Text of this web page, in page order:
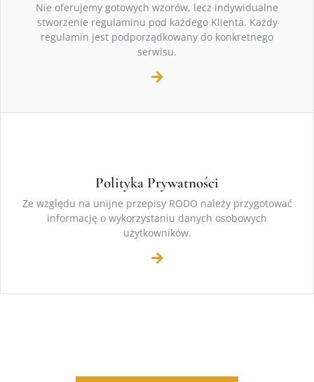
Nie oferujemy gotowych wzorów, lecz indywidualne
stworzenie regulaminu pod każdego Klienta. Każdy
regulamin jest podporządkowany do konkretnego
serwisu.
Polityka Prywatności
Ze względu na unijne przepisy RODO należy przygotować
informację o wykorzystaniu danych osobowych
użytkowników.